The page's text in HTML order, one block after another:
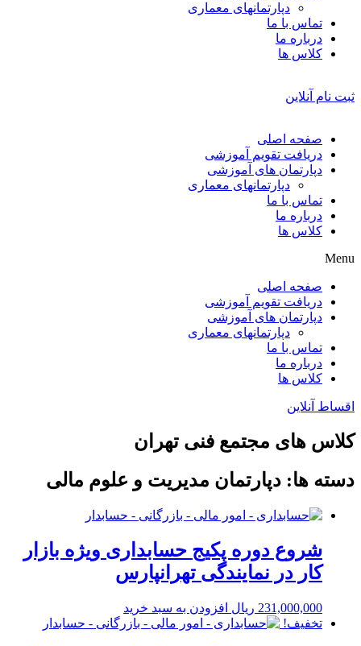
دپارتمانهای معماری
تماس با ما
درباره ما
کلاس ها
ثبت نام آنلاین
صفحه اصلی
دریافت تقویم آموزشی
دپارتمان های آموزشی
دپارتمانهای معماری
تماس با ما
درباره ما
کلاس ها
Menu
صفحه اصلی
دریافت تقویم آموزشی
دپارتمان های آموزشی
دپارتمانهای معماری
تماس با ما
درباره ما
کلاس ها
اقساط آنلاین
کلاس های مجتمع فنی تهران
دسته ها: دپارتمان مدیریت و علوم مالی
شروع دوره پکیج حسابداری ویژه بازار
کار در نمایندگی تهرانپارس
231,000,000 ریال افزودن به سبد خرید
تخفیف!